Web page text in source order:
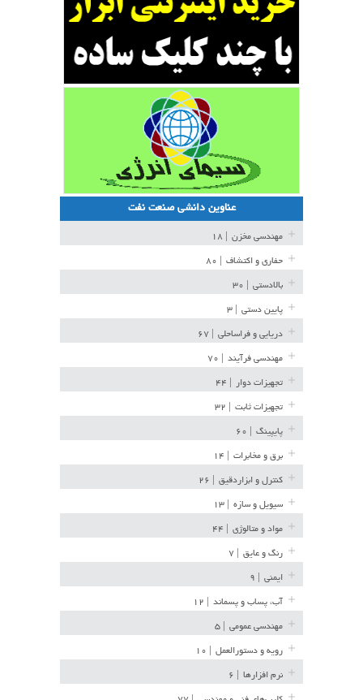
عناوین دانشی صنعت نفت
مهندسی مخزن
حفاری و اکتشاف
بالادستی
پایین دستی
دریایی و فراساحلی
مهندسی فرآیند
تجهیزات دوار
تجهیزات ثابت
پایپینگ
برق و مخابرات
کنترل و ابزاردقیق
سیویل و سازه
مواد و متالوژی
رنگ و عایق
ایمنی
آب، پساب و پسماند
مهندسی عمومی
رویه و دستورالعمل
نرم افزارها